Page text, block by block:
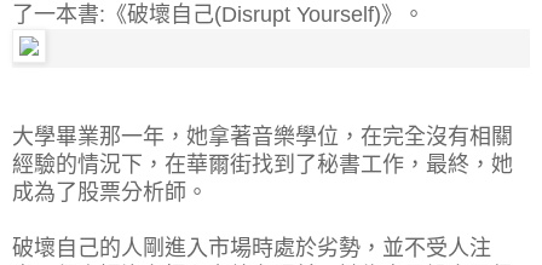
了一本書:《破壞自己(Disrupt Yourself)》。
大學畢業那一年，她拿著音樂學位，在完全沒有相關
經驗的情況下，在華爾街找到了秘書工作，最終，她
成為了股票分析師。
破壞自己的人剛進入市場時處於劣勢，並不受人注